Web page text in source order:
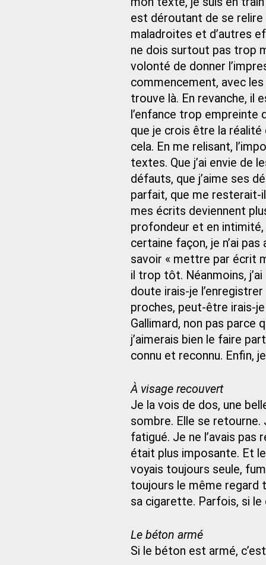
est déroutant de se relire
maladroites et d’autres
ne dois surtout pas trop
volonté de donner
commencement, avec
trouve là. En revanche, il
l’enfance trop
que je crois être la
cela. En me relisant,
textes. Que j’ai envie de
défauts, que j’aime ses
parfait, que me resterait-
mes écrits deviennent
profondeur et en intimité,
certaine façon, je n’ai
savoir « mettre par écrit
il trop tôt. Néanmoins,
doute irais-je
proches, peut-être irais-
Gallimard, non pas parce
j’aimerais bien le faire
connu et reconnu. Enfin,
À visage recouvert
Je la vois de dos, une
sombre. Elle se retourne.
fatigué. Je ne l’avais pas
était plus imposante. Et
voyais toujours seule,
toujours le même regard
sa cigarette. Parfois, si le
Le béton armé
Si le béton est armé,